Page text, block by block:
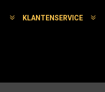
KLANTENSERVICE